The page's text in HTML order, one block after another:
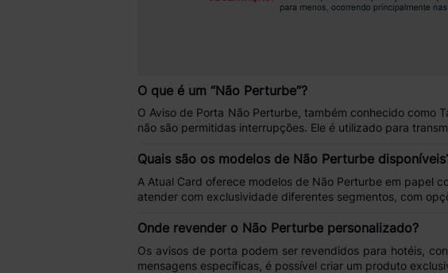
O que é um “Não Perturbe”?
OAviso de Porta Não Perturbe, também conhecido como
não são permitidas interrupções. Ele é utilizado para
Quais são os modelos de Não Perturbe
A Atual Card oferece modelos de Não Perturbe em papel
atender com exclusividade diferentes segmentos, com
Onde revender o Não Perturbe personalizado?
Os avisos de porta podem ser revendidos para hotéis
mensagens específicas, é possível criar um produto